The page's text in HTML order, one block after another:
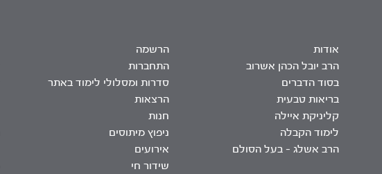
אודות
הרב יובל הכהן אשרוב
בסוד הדברים
בריאות טבעית
קליניקת איילה
לימוד הקבלה
הרב אשלג – בעל הסולם
הרשמה
התחברות
סדרות ומסלולי לימוד באתר
הרצאות
חנות
ניפוץ מיתוסים
אירועים
שידור חי